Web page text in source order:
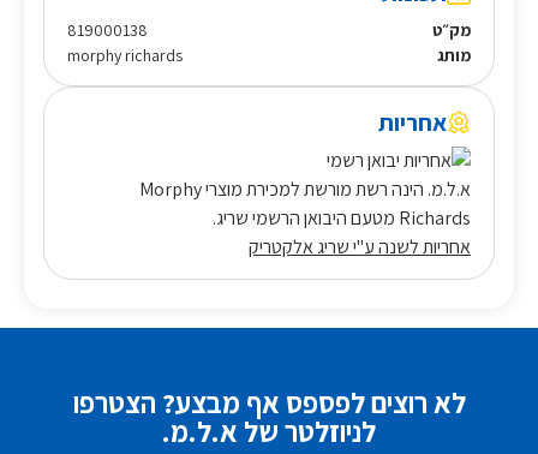
מק״ט
819000138
מותג
morphy richards
אחריות
א.ל.מ. הינה רשת מורשת למכירת מוצרי Morphy
Richards מטעם היבואן הרשמי שריג.
אחריות לשנה ע"י שריג אלקטריק
לא רוצים לפספס אף מבצע? הצטרפו
לניוזלטר של א.ל.מ.